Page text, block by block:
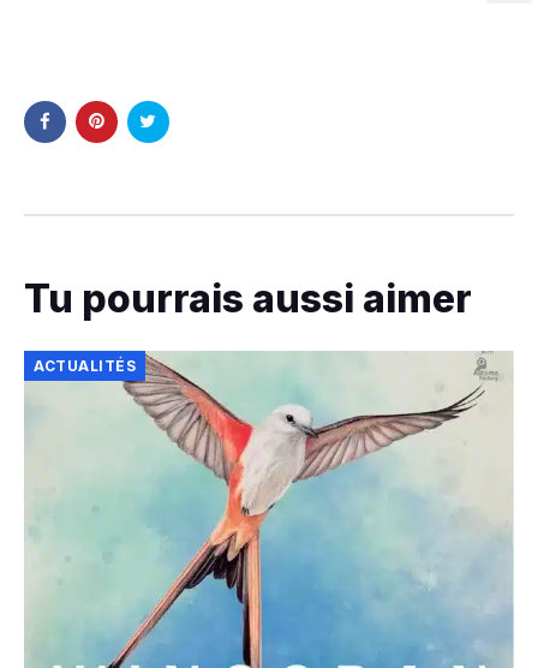
Tu pourrais aussi aimer
ACTUALITÉS